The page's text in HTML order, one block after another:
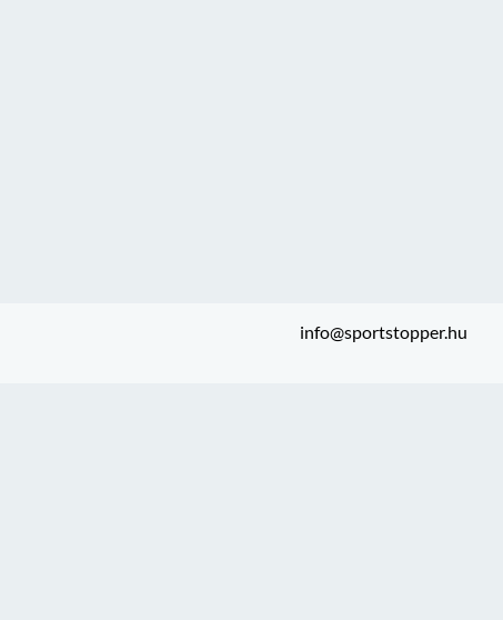
info@sportstopper.hu